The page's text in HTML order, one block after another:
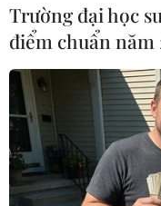
Bắt đối tượng
Trường đại học
điểm chuẩn năm